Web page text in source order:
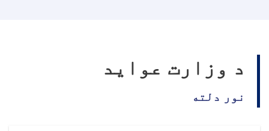
د وزارت عواید
نور دلته